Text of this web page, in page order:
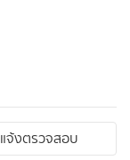
แจ้งตรวจสอบ